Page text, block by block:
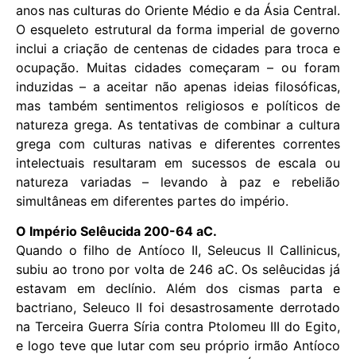
anos nas culturas do Oriente Médio e da Ásia Central.
O esqueleto estrutural da forma imperial de governo
inclui a criação de centenas de cidades para troca e
ocupação. Muitas cidades começaram – ou foram
induzidas – a aceitar não apenas ideias filosóficas,
mas também sentimentos religiosos e políticos de
natureza grega. As tentativas de combinar a cultura
grega com culturas nativas e diferentes correntes
intelectuais resultaram em sucessos de escala ou
natureza variadas – levando à paz e rebelião
simultâneas em diferentes partes do império.
O Império Selêucida 200-64 aC.
Quando o filho de Antíoco II, Seleucus II Callinicus,
subiu ao trono por volta de 246 aC. Os selêucidas já
estavam em declínio. Além dos cismas parta e
bactriano, Seleuco II foi desastrosamente derrotado
na Terceira Guerra Síria contra Ptolomeu III do Egito,
e logo teve que lutar com seu próprio irmão Antíoco